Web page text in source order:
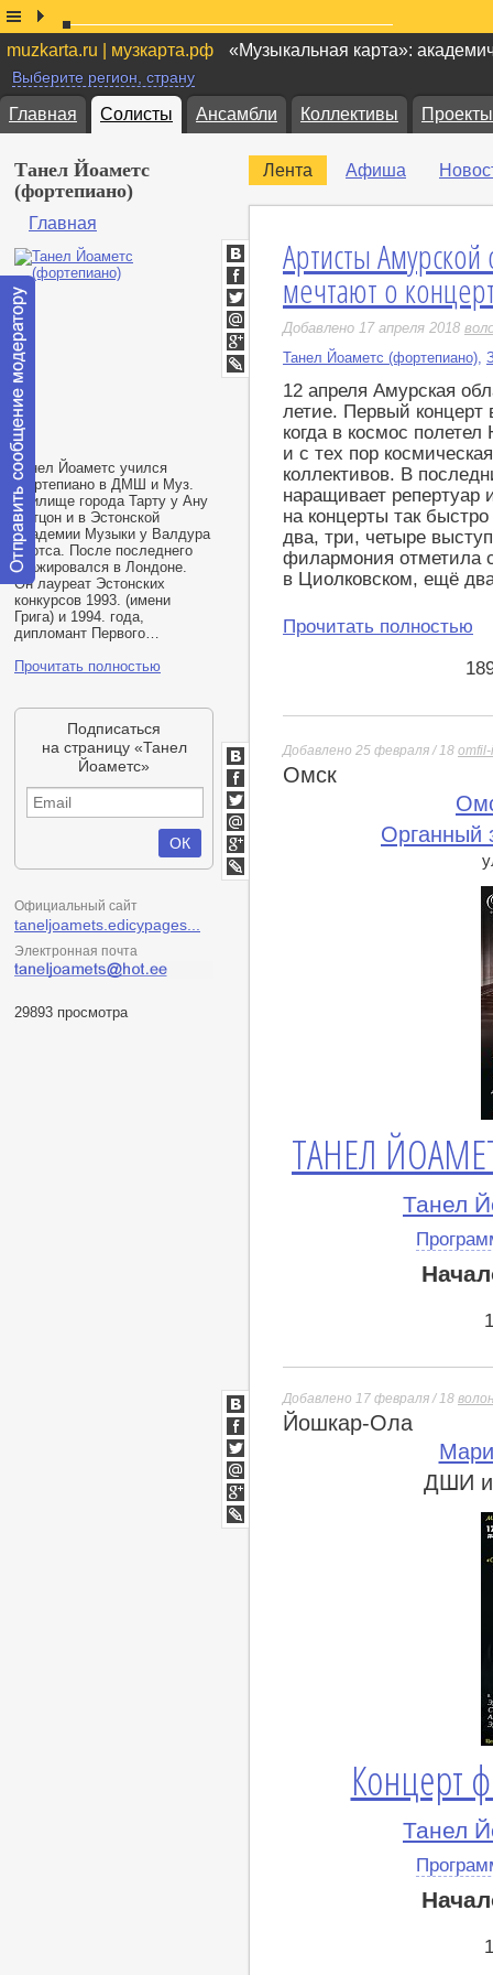
muzkarta.ru | музкарта.рф «Музыкальная карта»:
Выберите регион, страну
Главная Солисты Ансамбли Коллективы Проекты
Танел Йоаметс
(фортепиано)
Главная
Танел Йоаметс учился
фортепиано в ДМШ и Муз.
Училище города Тарту у Ану
Антцон и в Эстонской
Академии Музыки у Валдура
Роотса. После последнего
стажировался в Лондоне.
Он лауреат Эстонских
конкурсов 1993. (имени
Грига) и 1994. года,
дипломант Первого…
Прочитать полностью
Подписаться
на страницу «Танел
Йоаметс»
Официальный сайт
taneljoamets.edicypages...
Электронная почта
29893 просмотра
Лента Афиша
Артисты
мечтают о
Добавлено 17 апреля 2018
Танел Йоаметс (фортепиано)
12 апреля Амурская
летие. Первый концерт
когда в космос
и с тех пор
коллективов. В
наращивает репертуар
на концерты так
два, три, четыре
филармония отметила
в Циолковском, ещё
Прочитать полностью
ВКонтакте
Facebook
Twitter
Мой
Мир
Google+
LiveJournal
Добавлено 25 февраля / 18
Омск
Органный
ТАНЕЛ
Танел
ВКонтакте
Facebook
Twitter
Мой
Мир
Google+
lj
Добавлено 17 февраля / 18
Йошкар-Ола
ДШИ
Концерт
Танел
ВКонтакте
Facebook
Twitter
Мой
Мир
Google+
lj
Отправить
сообщение
модератору